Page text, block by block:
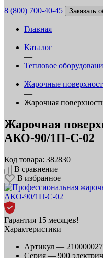
8 (800) 700-40-45 Заказать
Главная
—
Каталог
—
Тепловое
—
Жарочные
—
Жарочная
Жарочная
АКО‑90/1П‑С‑02
Код товара: 382830
В сравнение
В избранное
Гарантия 15 месяцев!
Характеристики
Артикул —
Серия — 900